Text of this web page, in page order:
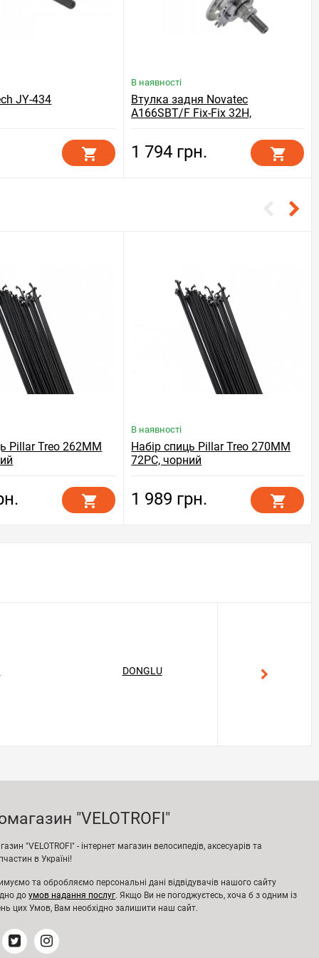
JY-434
В наявності
Втулка задня Novatec
A166SBT/F Fix-Fix 32H,
1 794 грн.
Pillar Treo 262MM
В наявності
Набір спиць Pillar Treo 270MM
72PC, чорний
1 989 грн.
DONGLU
"VELOTROFI"
"VELOTROFI" - інтернет магазин велосипедів, аксесуарів та
в Україні!
та обробляємо персональні дані відвідувачів нашого сайту
доумов надання послуг. Якщо Ви не погоджуєтесь, хоча б з одним із
цих Умов, Вам необхідно залишити наш сайт.